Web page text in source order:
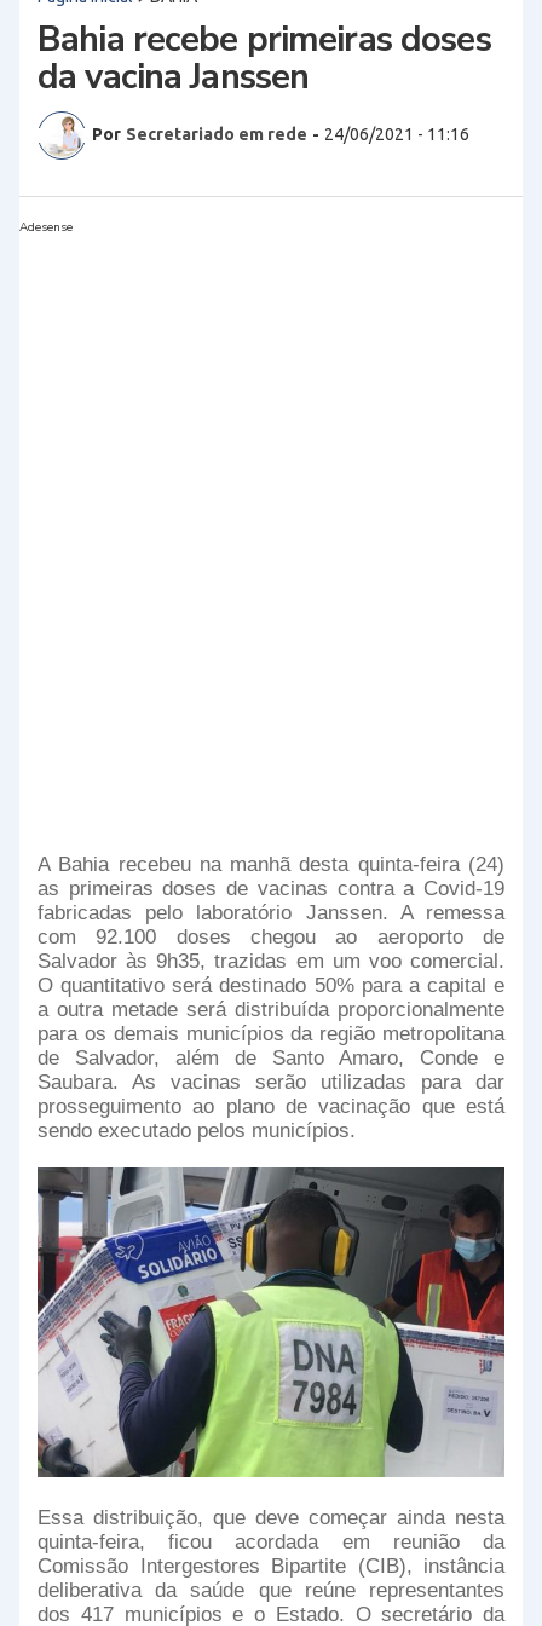
Bahia recebe primeiras doses
da vacina Janssen
Por Secretariado em rede - 24/06/2021 - 11:16
Adesense
A Bahia recebeu na manhã desta quinta-feira (24)
as primeiras doses de vacinas contra a Covid-19
fabricadas pelo laboratório Janssen. A remessa
com 92.100 doses chegou ao aeroporto de
Salvador às 9h35, trazidas em um voo comercial.
O quantitativo será destinado 50% para a capital e
a outra metade será distribuída proporcionalmente
para os demais municípios da região metropolitana
de Salvador, além de Santo Amaro, Conde e
Saubara. As vacinas serão utilizadas para dar
prosseguimento ao plano de vacinação que está
sendo executado pelos municípios.
Essa distribuição, que deve começar ainda nesta
quinta-feira, ficou acordada em reunião da
Comissão Intergestores Bipartite (CIB), instância
deliberativa da saúde que reúne representantes
dos 417 municípios e o Estado. O secretário da